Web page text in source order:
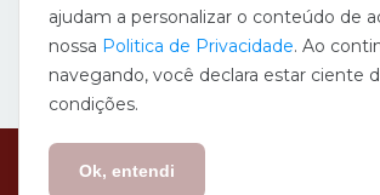
reservados.
ajudam a personalizar o conteúdo de
nossa Politica de Privacidade. Ao
navegando, você declara estar ciente
condições.
Ok, entendi